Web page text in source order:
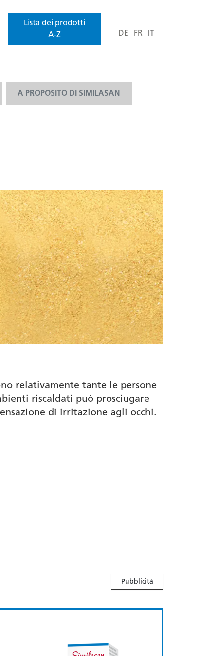
Lista dei prodotti
A-Z
DE FR IT
A PROPOSITO DI SIMILASAN
relativamente tante le persone
riscaldati può prosciugare
di irritazione agli occhi.
Pubblicità